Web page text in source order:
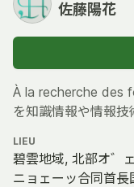
佐藤陽花
À la recherche
を知識情報や情報
LIEU
碧雲地域, 北部オ゛
ニョェーッ合同首長